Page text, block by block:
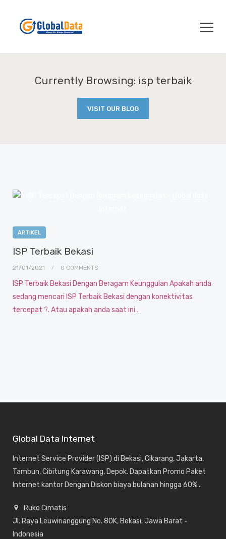
Currently Browsing: isp terbaik
VISIT OUR BLOG
ARTIKEL
ISP Terbaik Bekasi
21/01/2021 0 COMMENTS
ISP Terbaik Bekasi Dengan Beragam Keunggulan Apakah anda
sedang mencari ISP Terbaik Bekasi dengan konektivitas
tercepat ?. Atau apakah anda saat ini…
Global Data Internet
Internet Service Provider (ISP) di Bekasi, Cikarang, Jakarta,
Tambun, Cibitung Karawang, Depok. Dapatkan Promo Paket
Internet kantor Dengan Diskon biaya bulanan hingga 60% .
Ruko Cimatis
Jl. Raya Leuwinanggung No. 80K, Bekasi. Jawa Barat -
Indonesia